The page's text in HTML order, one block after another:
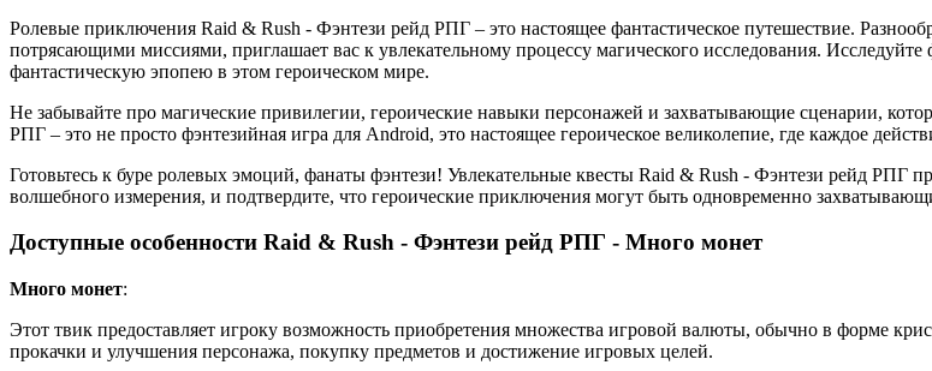
Ролевые приключения Raid & Rush - Фэнтези рейд РПГ – это настоящее фантастическое путешествие.
потрясающими миссиями, приглашает вас к увлекательному процессу магического исследования.
фантастическую эпопею в этом героическом мире.
Не забывайте про магические привилегии, героические навыки персонажей и захватывающие сценарии,
РПГ – это не просто фэнтезийная игра для Android, это настоящее героическое великолепие, где каждое
Готовьтесь к буре ролевых эмоций, фанаты фэнтези! Увлекательные квесты Raid & Rush - Фэнтези рейд РПГ
волшебного измерения, и подтвердите, что героические приключения могут быть одновременно
Доступные особенности Raid & Rush - Фэнтези рейд РПГ - Много монет
Много монет:
Этот твик предоставляет игроку возможность приобретения множества игровой валюты, обычно в форме
прокачки и улучшения персонажа, покупку предметов и достижение игровых целей.